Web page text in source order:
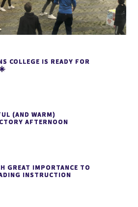
COLLEGE IS READY FOR
(AND WARM)
AFTERNOON
GREAT IMPORTANCE TO
INSTRUCTION